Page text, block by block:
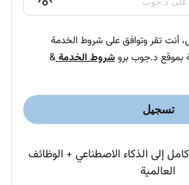
أنت تقر وتوافق على شروط الخدمة
د.جوب بروشروط الخدمة&
تسجيل
إلى الذكاء الاصطناعي + الوظائف
العالمية